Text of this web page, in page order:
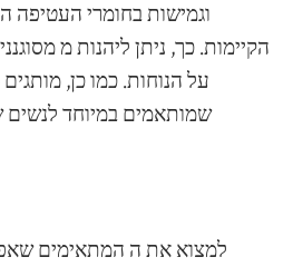
וגמישות בחומרי
הקיימות. כך, ניתן ליהנות מ
על הנוחות. כמו כן,
שמותאמים במיוחד לנשים
למצוא את ה המתאימים